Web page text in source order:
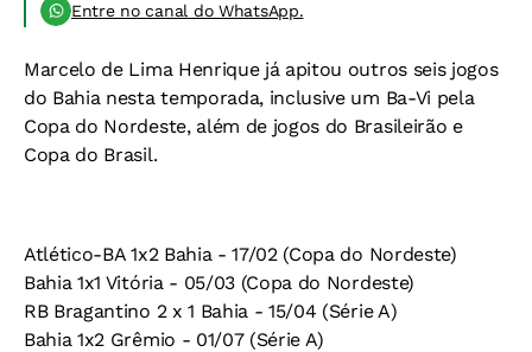
Entre no canal do WhatsApp.
Marcelo de Lima Henrique já apitou outros seis jogos
do Bahia nesta temporada, inclusive um Ba-Vi pela
Copa do Nordeste, além de jogos do Brasileirão e
Copa do Brasil.
Atlético-BA 1x2 Bahia - 17/02 (Copa do Nordeste)
Bahia 1x1 Vitória - 05/03 (Copa do Nordeste)
RB Bragantino 2 x 1 Bahia - 15/04 (Série A)
Bahia 1x2 Grêmio - 01/07 (Série A)